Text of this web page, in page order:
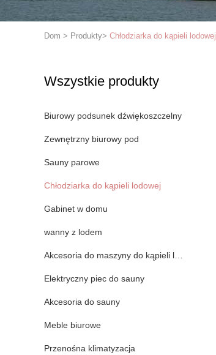
Dom > Produkty> Chłodziarka do kąpieli lodowej
Wszystkie produkty
Biurowy podsunek dźwiękoszczelny
Zewnętrzny biurowy pod
Sauny parowe
Chłodziarka do kąpieli lodowej
Gabinet w domu
wanny z lodem
Elektryczny piec do sauny
Akcesoria do sauny
Meble biurowe
Przenośna klimatyzacja